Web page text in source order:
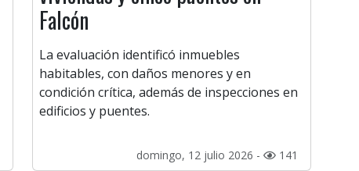
Falcón
La evaluación identificó inmuebles
habitables, con daños menores y en
condición crítica, además de inspecciones en
edificios y puentes.
domingo, 12 julio 2026 - 141